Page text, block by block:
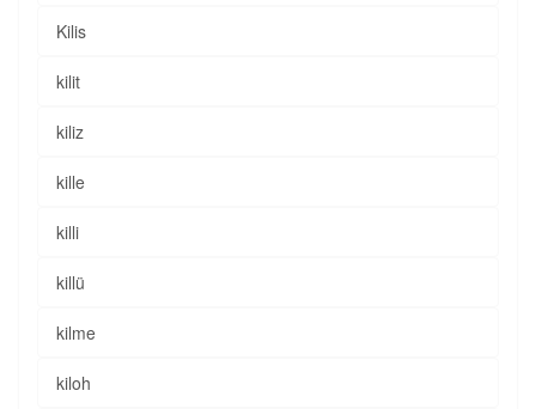
Kilis
kilit
kiliz
kille
killi
killü
kilme
kiloh